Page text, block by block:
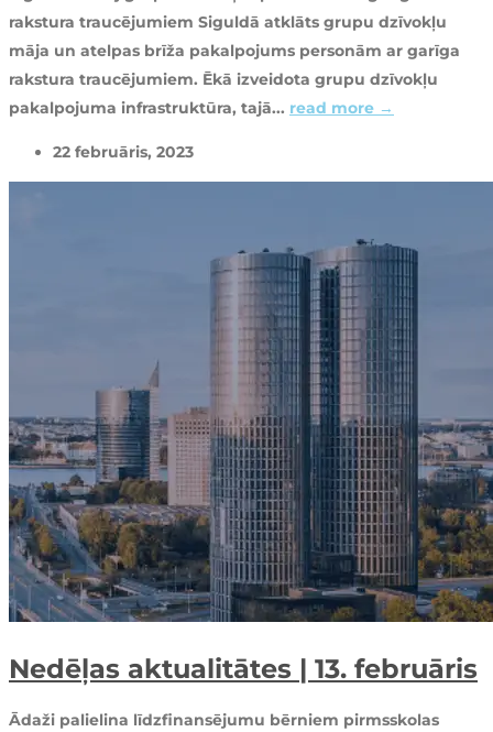
rakstura traucējumiem Siguldā atklāts grupu dzīvokļu
māja un atelpas brīža pakalpojums personām ar garīga
rakstura traucējumiem. Ēkā izveidota grupu dzīvokļu
pakalpojuma infrastruktūra, tajā... read more →
22 februāris, 2023
Nedēļas aktualitātes | 13. februāris
Ādaži palielina līdzfinansējumu bērniem pirmsskolas